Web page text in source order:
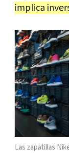
implica
Las zapatillas